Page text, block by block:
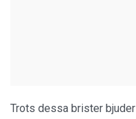
Trots dessa brister bjuder